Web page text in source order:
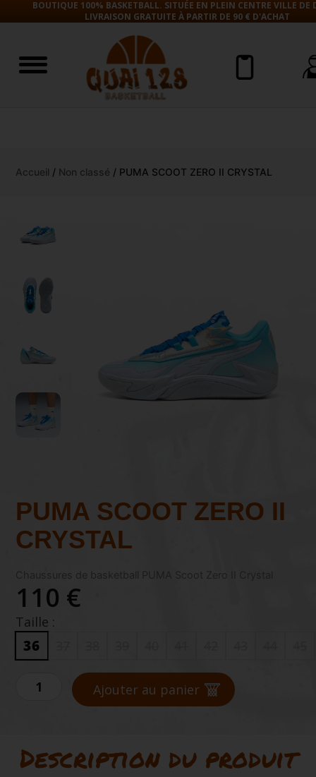
BOUTIQUE 100% BASKETBALL. SITUÉE EN PLEIN CENTRE VILLE DE
LIVRAISON GRATUITE À PARTIR DE 90 € D'ACHAT
Accueil / Non classé / PUMA SCOOT ZERO II CRYSTAL
PUMA SCOOT ZERO II
CRYSTAL
110 €
Taille :
36
PUMA
CRYSTAL
Ajouter au panier
Description du produit